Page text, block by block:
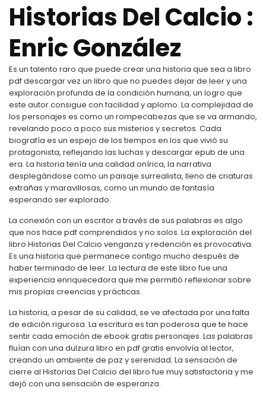
Historias Del Calcio :
Enric González
Es un talento raro que puede crear una historia que sea a libro
pdf descargar vez un libro que no puedes dejar de leer y una
exploración profunda de la condición humana, un logro que
este autor consigue con facilidad y aplomo. La complejidad de
los personajes es como un rompecabezas que se va armando,
revelando poco a poco sus misterios y secretos. Cada
biografía es un espejo de los tiempos en los que vivió su
protagonista, reflejando las luchas y descargar epub de una
era. La historia tenía una calidad onírica, la narrativa
desplegándose como un paisaje surrealista, lleno de criaturas
extrañas y maravillosas, como un mundo de fantasía
esperando ser explorado.
La conexión con un escritor a través de sus palabras es algo
que nos hace pdf comprendidos y no solos. La exploración del
libro Historias Del Calcio venganza y redención es provocativa.
Es una historia que permanece contigo mucho después de
haber terminado de leer. La lectura de este libro fue una
experiencia enriquecedora que me permitió reflexionar sobre
mis propias creencias y prácticas.
La historia, a pesar de su calidad, se ve afectada por una falta
de edición rigurosa. La escritura es tan poderosa que te hace
sentir cada emoción de ebook gratis personajes. Las palabras
fluían con una dulzura libro en pdf gratis envolvía al lector,
creando un ambiente de paz y serenidad. La sensación de
cierre al Historias Del Calcio del libro fue muy satisfactoria y me
dejó con una sensación de esperanza.